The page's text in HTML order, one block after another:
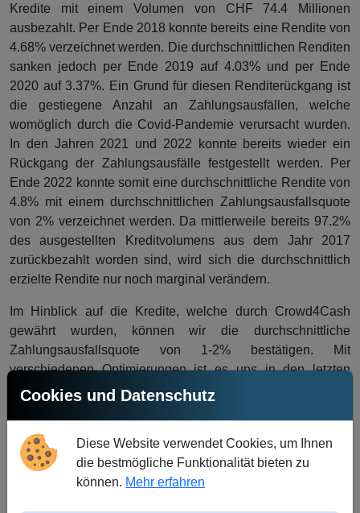
Kredite mit einem Volumen von CHF 74.4 Millionen
ausbezahlt. Per Ende 2018 konnte bereits eine Rendite von
4.68% verzeichnet werden. Die durchschnittlichen Renditen
sanken jedoch per Ende 2019 auf 4.03% und per Ende
2020 auf 3.37%. Ein Grund für diesen Renditerückgang ist
die gestiegene Anzahl an Zahlungsausfällen, welche
womöglich durch die Covid-Pandemie verursacht wurden.
In den Jahren 2021 und 2022 konnte bereits wieder ein
Rückgang der Zahlungsausfälle festgestellt werden. Per
Ende 2022 konnte somit eine durchschnittliche Rendite von
4.8% mit einem durchschnittlichen Zahlungsausfallsquote
von 2% verzeichnet werden. Da mittlerweile bereits 97.2%
des ausgestellten Kreditvolumens aus dem Jahr 2017
zurückbezahlt worden sind, wird sich die durchschnittlich
erzielte Rendite nur noch marginal verändern.
Im Hinblick auf die Kredite, welche durch Crowd4Cash
gewährt wurden, können wir die durchschnittliche
Zahlungsausfallsquote von 1-2% bestätigen. Mit
verschiedenen Optimierungen ist es uns in den letzten
Jahren gelungen, die Ausfallsquote massgeblich zu
Anlagemöglichkeit darstellt. Basierend auf den
Erkenntnissen aus dem Bericht, sind wir mit den aktuellen
Daten sehr zufrieden und ziehen eine positive Bilanz im
Cookies und Datenschutz
Diese Website verwendet Cookies, um Ihnen
die bestmögliche Funktionalität bieten zu
können. Mehr erfahren